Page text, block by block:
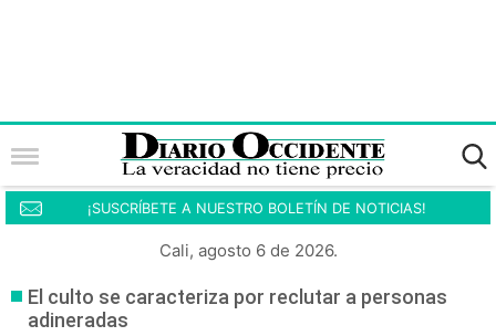
¡SUSCRÍBETE A NUESTRO BOLETÍN DE NOTICIAS!
Cali, agosto 6 de 2026.
El culto se caracteriza por reclutar a personas
adineradas